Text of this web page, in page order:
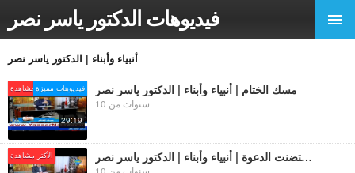
فيديوهات الدكتور ياسر نصر
أنبياء وأبناء | الدكتور ياسر نصر
الأكتر مشاهدةفيديوهات مميزة
29:19
مسك الختام | أنبياء وأبناء | الدكتور ياسر نصر
10 سنوات من
الأكتر مشاهدة نساء إحتضنت الدعوة | أنبياء وأبناء | الدكتور ياسر نصر
10 سنوات من